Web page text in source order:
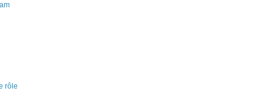
rôle